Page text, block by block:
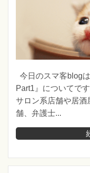
今日のスマ客blog
Part1』についてで
サロン系店舗や居
舗、弁護士...